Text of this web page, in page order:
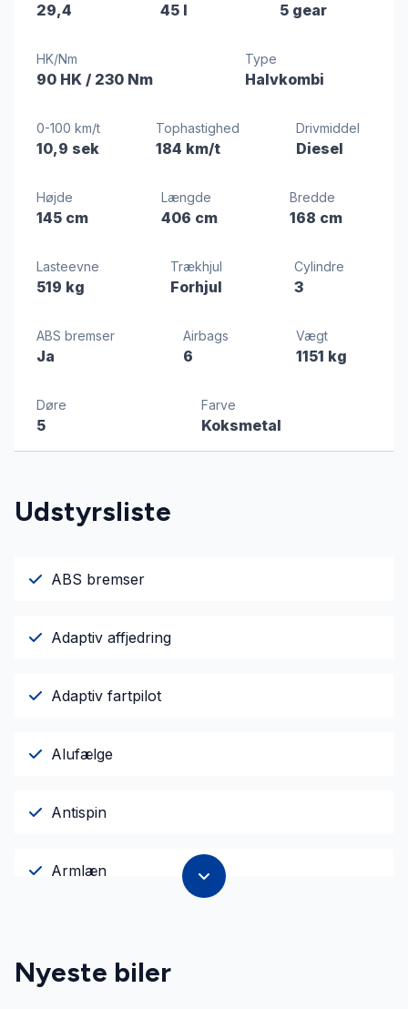
29,4 45 l 5 gear
HK/Nm
90 HK / 230 Nm
Type
Halvkombi
0-100 km/t
10,9 sek
Tophastighed
184 km/t
Drivmiddel
Diesel
Højde
145 cm
Længde
406 cm
Bredde
168 cm
Lasteevne
519 kg
Trækhjul
Forhjul
Cylindre
3
ABS bremser
Ja
Airbags
6
Vægt
1151 kg
Døre
5
Farve
Koksmetal
Udstyrsliste
ABS bremser
Adaptiv affjedring
Adaptiv fartpilot
Alufælge
Antispin
Armlæn
Automatisk lys
Nyeste biler